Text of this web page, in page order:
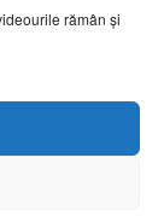
rămân și